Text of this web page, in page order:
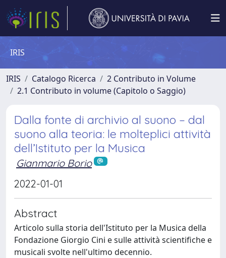
IRIS
IRIS Catalogo Ricerca
2 Contributo in Volume
2.1 Contributo in volume (Capitolo o Saggio)
Dalla fonte di archivio al suono – dal
suono alla teoria: le molteplici attività
dell’Istituto per la Musica
Gianmario Borio
2022-01-01
Abstract
Articolo sulla storia dell'Istituto per la Musica della
Fondazione Giorgio Cini e sulle attività scientifiche e
musicali svolte nell'ultimo decennio.